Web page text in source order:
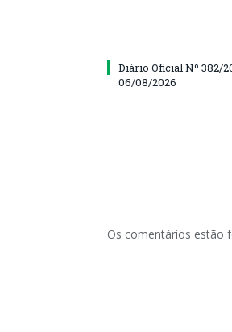
Diário Oficial Nº 382/
06/08/2026
Os comentários estão